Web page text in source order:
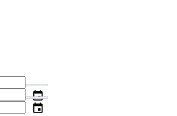
event
event